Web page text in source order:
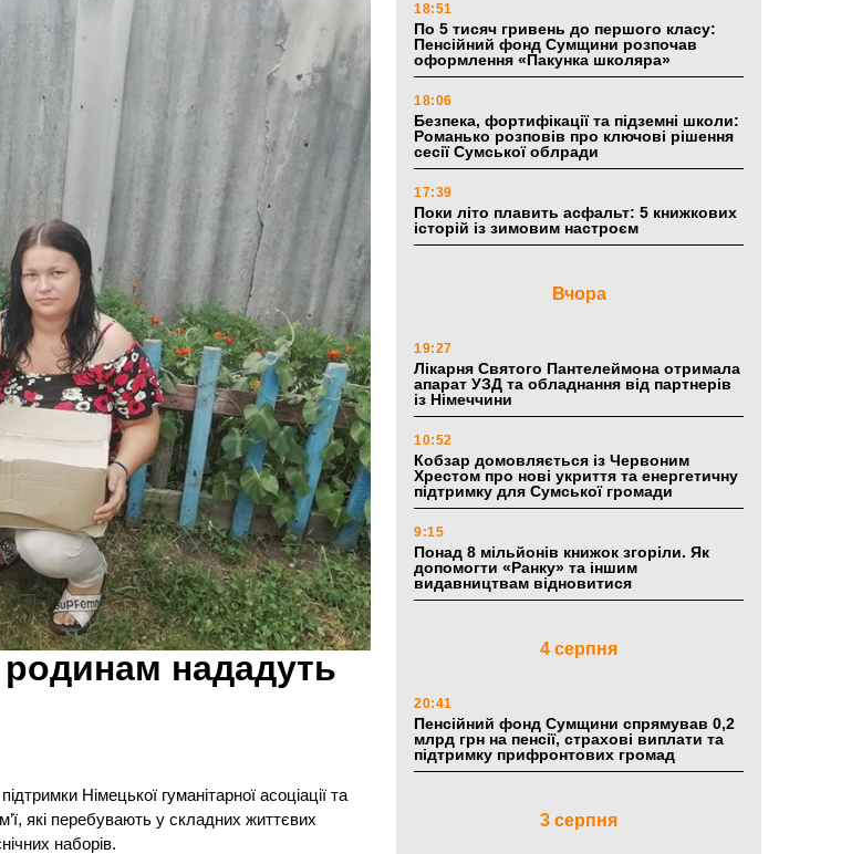
нададуть
Німецької гуманітарної асоціації та
які перебувають у складних життєвих
наборів.
18:51
По 5 тисяч гривень до першого класу:
Пенсійний фонд Сумщини розпочав
оформлення «Пакунка школяра»
18:06
Безпека, фортифікації та підземні школи:
Романько розповів про ключові рішення
сесії Сумської облради
17:39
Поки літо плавить асфальт: 5 книжкових
історій із зимовим настроєм
Вчора
19:27
Лікарня Святого Пантелеймона отримала
апарат УЗД та обладнання від партнерів
із Німеччини
10:52
Кобзар домовляється із Червоним
Хрестом про нові укриття та енергетичну
підтримку для Сумської громади
9:15
Понад 8 мільйонів книжок згоріли. Як
допомогти «Ранку» та іншим
видавництвам відновитися
4 серпня
20:41
Пенсійний фонд Сумщини спрямував 0,2
млрд грн на пенсії, страхові виплати та
підтримку прифронтових громад
3 серпня